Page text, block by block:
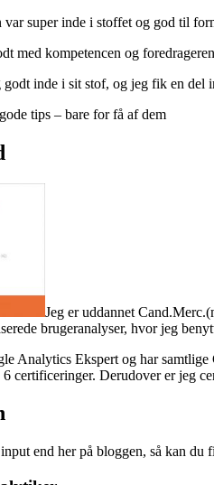
super inde i stoffet og god til
med kompetencen og
inde i sit stof, og jeg fik en del
tips – bare for få af dem
Jeg er uddannet
brugeranalyser, hvor jeg
Analytics Ekspert og har
6 certificeringer. Derudover er jeg
end her på bloggen, så kan du